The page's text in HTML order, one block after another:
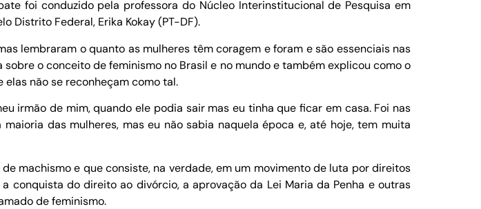
foi conduzido pela professora do Núcleo Interinstitucional de Pesquisa em
Distrito Federal, Erika Kokay (PT-DF).
lembraram o quanto as mulheres têm coragem e foram e são essenciais nas
o conceito de feminismo no Brasil e no mundo e também explicou como o
não se reconheçam como tal.
irmão de mim, quando ele podia sair mas eu tinha que ficar em casa. Foi nas
das mulheres, mas eu não sabia naquela época e, até hoje, tem muita
machismo e que consiste, na verdade, em um movimento de luta por direitos
conquista do direito ao divórcio, a aprovação da Lei Maria da Penha e outras
de feminismo.